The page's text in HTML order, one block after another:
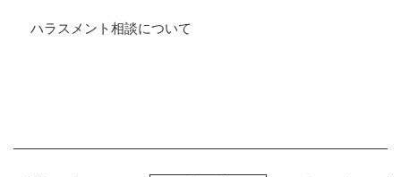
ハラスメント相談について